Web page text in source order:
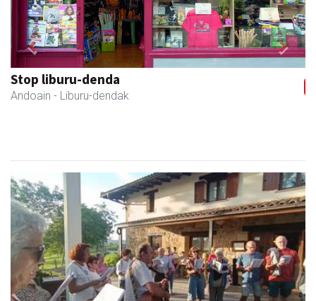
Stop liburu-denda
Andoain - Liburu-dendak
Previous Next